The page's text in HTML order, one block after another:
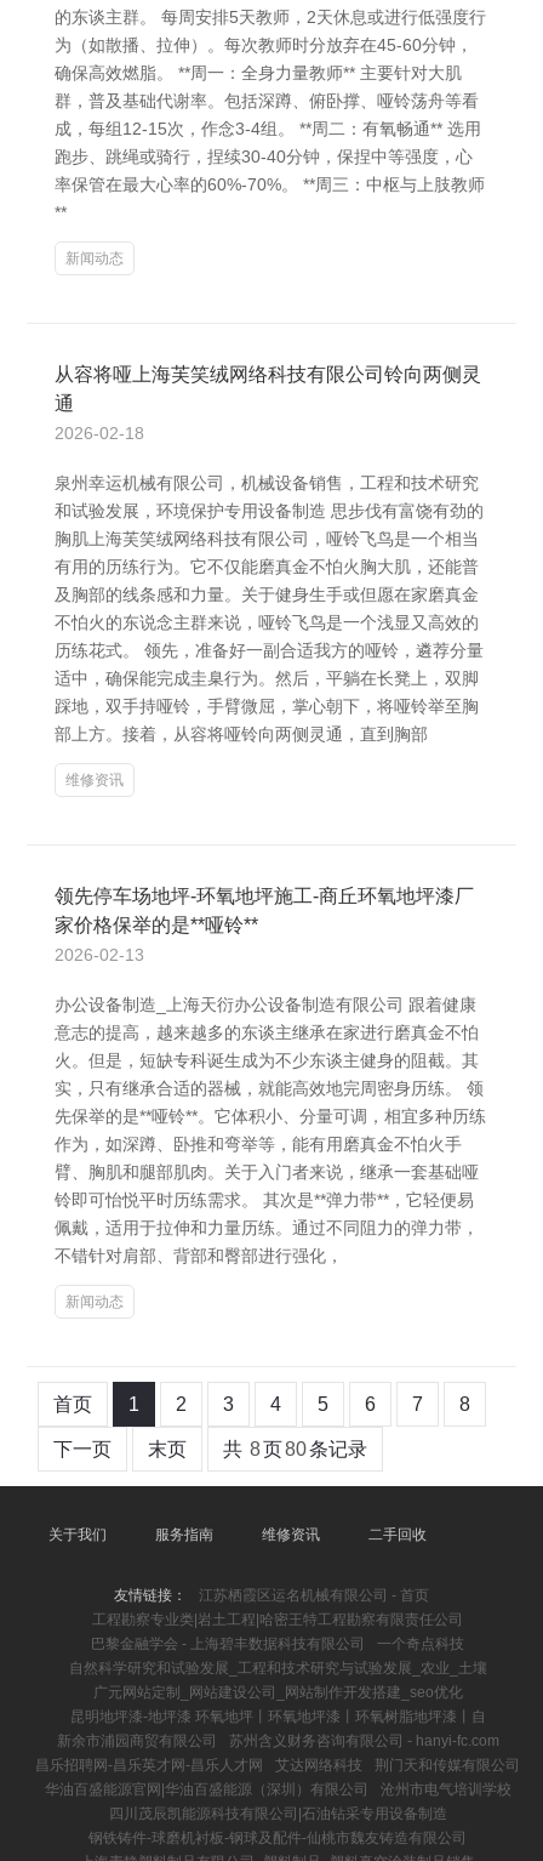
的东谈主群。 每周安排5天教师，2天休息或进行低强度行
为（如散播、拉伸）。每次教师时分放弃在45-60分钟，
确保高效燃脂。 **周一：全身力量教师** 主要针对大肌
群，普及基础代谢率。包括深蹲、俯卧撑、哑铃荡舟等看
成，每组12-15次，作念3-4组。 **周二：有氧畅通** 选用
跑步、跳绳或骑行，捏续30-40分钟，保捏中等强度，心
率保管在最大心率的60%-70%。 **周三：中枢与上肢教师
**
新闻动态
从容将哑上海芙笑绒网络科技有限公司铃向两侧灵
通
2026-02-18
泉州幸运机械有限公司，机械设备销售，工程和技术研究
和试验发展，环境保护专用设备制造 思步伐有富饶有劲的
胸肌上海芙笑绒网络科技有限公司，哑铃飞鸟是一个相当
有用的历练行为。它不仅能磨真金不怕火胸大肌，还能普
及胸部的线条感和力量。关于健身生手或但愿在家磨真金
不怕火的东说念主群来说，哑铃飞鸟是一个浅显又高效的
历练花式。 领先，准备好一副合适我方的哑铃，遴荐分量
适中，确保能完成圭臬行为。然后，平躺在长凳上，双脚
踩地，双手持哑铃，手臂微屈，掌心朝下，将哑铃举至胸
部上方。接着，从容将哑铃向两侧灵通，直到胸部
维修资讯
领先停车场地坪-环氧地坪施工-商丘环氧地坪漆厂
家价格保举的是**哑铃**
2026-02-13
办公设备制造_上海天衍办公设备制造有限公司 跟着健康
意志的提高，越来越多的东谈主继承在家进行磨真金不怕
火。但是，短缺专科诞生成为不少东谈主健身的阻截。其
实，只有继承合适的器械，就能高效地完周密身历练。 领
先保举的是**哑铃**。它体积小、分量可调，相宜多种历练
作为，如深蹲、卧推和弯举等，能有用磨真金不怕火手
臂、胸肌和腿部肌肉。关于入门者来说，继承一套基础哑
铃即可怡悦平时历练需求。 其次是**弹力带**，它轻便易
佩戴，适用于拉伸和力量历练。通过不同阻力的弹力带，
不错针对肩部、背部和臀部进行强化，
新闻动态
首页 1 2 3 4 5 6 7 8
下一页 末页 共 8页80条记录
关于我们 服务指南 维修资讯 二手回收
友情链接：
江苏栖霞区运名机械有限公司 - 首页
工程勘察专业类|岩土工程|哈密王特工程勘察有限责任公司
巴黎金融学会 - 上海碧丰数据科技有限公司
一个奇点科技
自然科学研究和试验发展_工程和技术研究与试验发展_农业_土壤
广元网站定制_网站建设公司_网站制作开发搭建_seo优化
昆明地坪漆-地坪漆 环氧地坪丨环氧地坪漆丨环氧树脂地坪漆丨自
新余市浦园商贸有限公司
苏州含义财务咨询有限公司 - hanyi-fc.com
昌乐招聘网-昌乐英才网-昌乐人才网
艾达网络科技
荆门天和传媒有限公司
华油百盛能源官网|华油百盛能源（深圳）有限公司
沧州市电气培训学校
四川茂辰凯能源科技有限公司|石油钻采专用设备制造
钢铁铸件-球磨机衬板-钢球及配件-仙桃市魏友铸造有限公司